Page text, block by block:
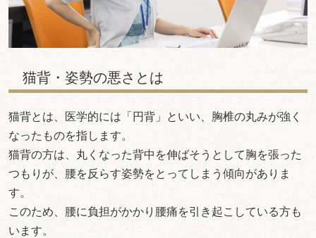
猫背・姿勢の悪さとは
猫背とは、医学的には「円背」といい、胸椎の丸みが強く
なったものを指します。
猫背の方は、丸くなった背中を伸ばそうとして胸を張った
つもりが、腰を反らす姿勢をとってしまう傾向がありま
す。
このため、腰に負担がかかり腰痛を引き起こしている方も
います。